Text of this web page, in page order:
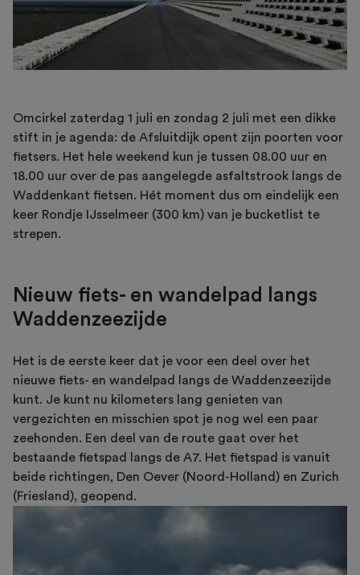
Omcirkel zaterdag 1 juli en zondag 2 juli met een dikke
stift in je agenda: de Afsluitdijk opent zijn poorten voor
fietsers. Het hele weekend kun je tussen 08.00 uur en
18.00 uur over de pas aangelegde asfaltstrook langs de
Waddenkant fietsen. Hét moment dus om eindelijk een
keer Rondje IJsselmeer (300 km) van je bucketlist te
strepen.
Nieuw fiets- en wandelpad langs
Waddenzeezijde
Het is de eerste keer dat je voor een deel over het
nieuwe fiets- en wandelpad langs de Waddenzeezijde
kunt. Je kunt nu kilometers lang genieten van
vergezichten en misschien spot je nog wel een paar
zeehonden. Een deel van de route gaat over het
bestaande fietspad langs de A7. Het fietspad is vanuit
beide richtingen, Den Oever (Noord-Holland) en Zurich
(Friesland), geopend.